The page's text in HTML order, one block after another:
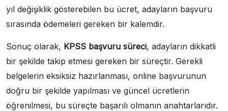
yıl değişiklik gösterebilen bu ücret, adayların başvuru
sırasında ödemeleri gereken bir kalemdir.
Sonuç olarak, KPSS başvuru süreci, adayların dikkatli
bir şekilde takip etmesi gereken bir süreçtir. Gerekli
belgelerin eksiksiz hazırlanması, online başvurunun
doğru bir şekilde yapılması ve güncel ücretlerin
öğrenilmesi, bu süreçte başarılı olmanın anahtarlarıdır.